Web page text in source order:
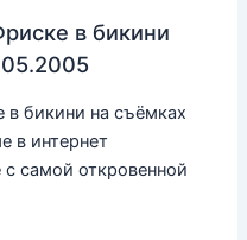
в бикини
бикини на съёмках
в интернет
самой откровенной